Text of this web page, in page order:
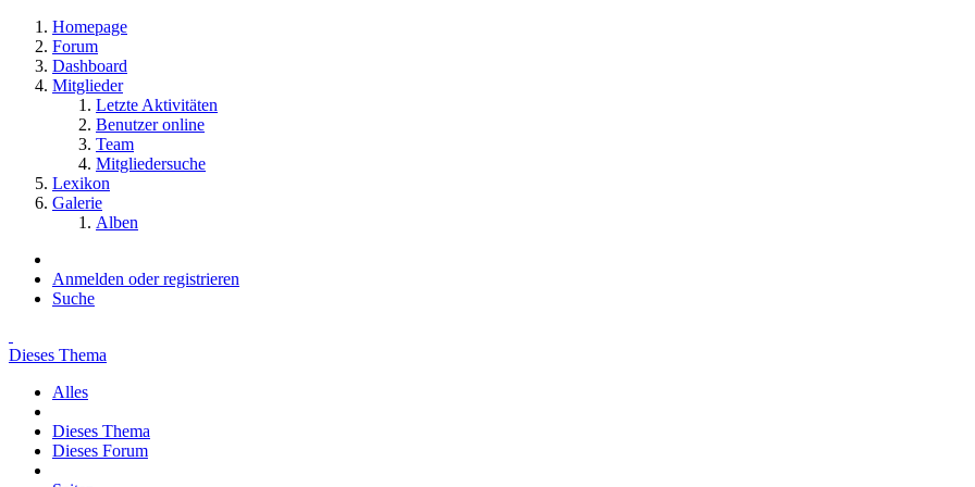
Homepage
Forum
Dashboard
Mitglieder
Letzte Aktivitäten
Benutzer online
Team
Mitgliedersuche
Lexikon
Galerie
Alben
Anmelden oder registrieren
Suche
Dieses Thema
Alles
Dieses Thema
Dieses Forum